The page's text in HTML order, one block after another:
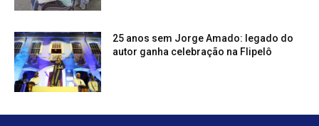
25 anos sem Jorge Amado: legado do
autor ganha celebração na Flipelô